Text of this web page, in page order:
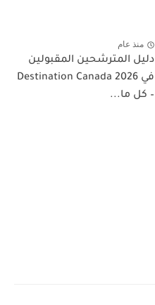
منذ عام
دليل المترشحين المقبولين
في Destination Canada 2026
– كل ما...